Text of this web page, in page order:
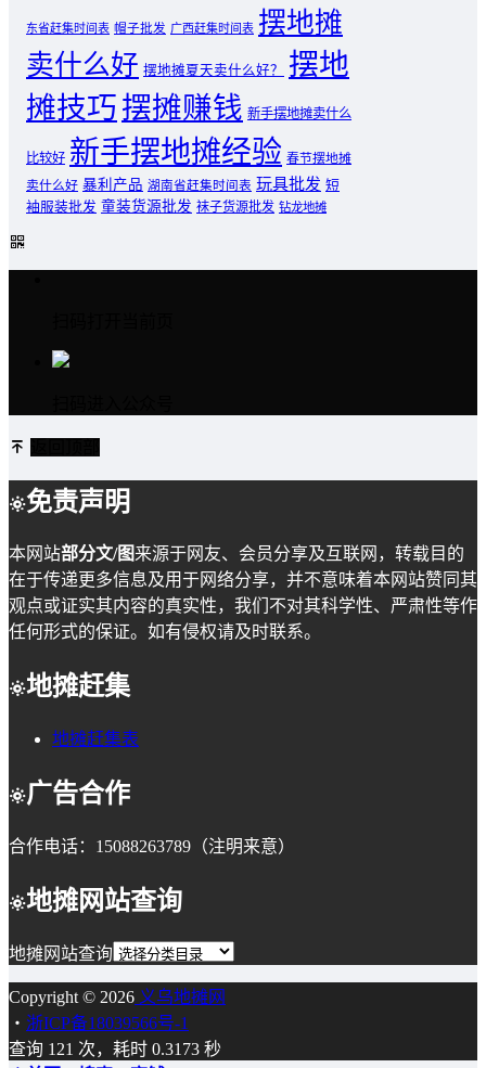
东省赶集时间表 帽子批发 广西赶集时间表 摆地摊
卖什么好 摆地摊夏天卖什么好？
摆地
摊技巧摆摊赚钱 新手摆地摊卖什么
比较好 新手摆地摊经验 春节摆地摊
卖什么好 暴利产品 湖南省赶集时间表 玩具批发 短
袖服装批发 童装货源批发 袜子货源批发 钻龙地摊
免责声明
本网站部分文/图来源于网友、会员分享及互联网，转载目的
在于传递更多信息及用于网络分享，并不意味着本网站赞同其
观点或证实其内容的真实性，我们不对其科学性、严肃性等作
任何形式的保证。如有侵权请及时联系。
地摊赶集
地摊赶集表
广告合作
合作电话：15088263789（注明来意）
地摊网站查询
地摊网站查询
Copyright © 2026 义乌地摊网
・ 浙ICP备18039566号-1
查询 121 次，耗时 0.3173 秒